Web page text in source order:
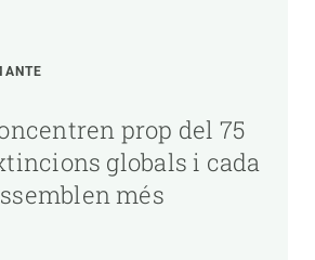
prop del 75
globals i cada
més